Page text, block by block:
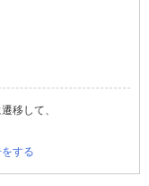
移して、
する